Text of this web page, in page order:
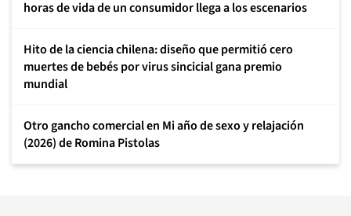
horas de vida de un consumidor llega a los escenarios
Hito de la ciencia chilena: diseño que permitió cero
muertes de bebés por virus sincicial gana premio
mundial
Otro gancho comercial en Mi año de sexo y relajación
(2026) de Romina Pistolas